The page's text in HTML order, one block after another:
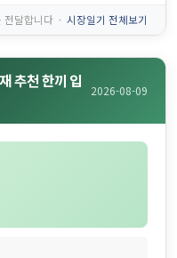
전달합니다 · 시장일기 전체보기
추천 한끼 입
2026-08-09